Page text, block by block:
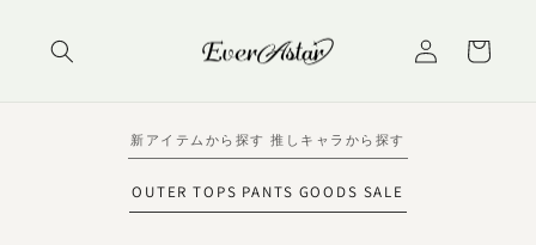
進む
グ
イ
ー
新アイテムから探す 推しキャラから探す
OUTER TOPS PANTS GOODS SALE